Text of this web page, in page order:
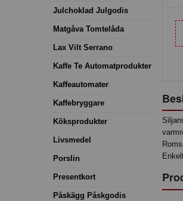
Julchoklad Julgodis
Matgåva Tomtelåda
Lax Vilt Serrano
Kaffe Te Automatprodukter
Kaffeautomater
Kaffebryggare
Köksprodukter
Livsmedel
Porslin
Presentkort
Påskägg Påskgodis